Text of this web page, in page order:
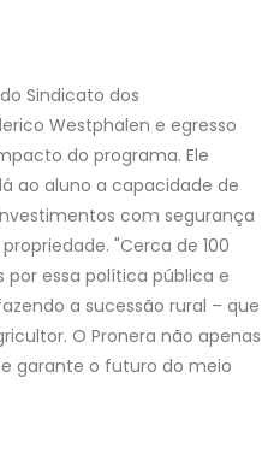
Sindicato dos
Westphalen e egresso
do programa. Ele
ao aluno a capacidade de
com segurança
"Cerca de 100
essa política pública e
a sucessão rural – que
O Pronera não apenas
garante o futuro do meio